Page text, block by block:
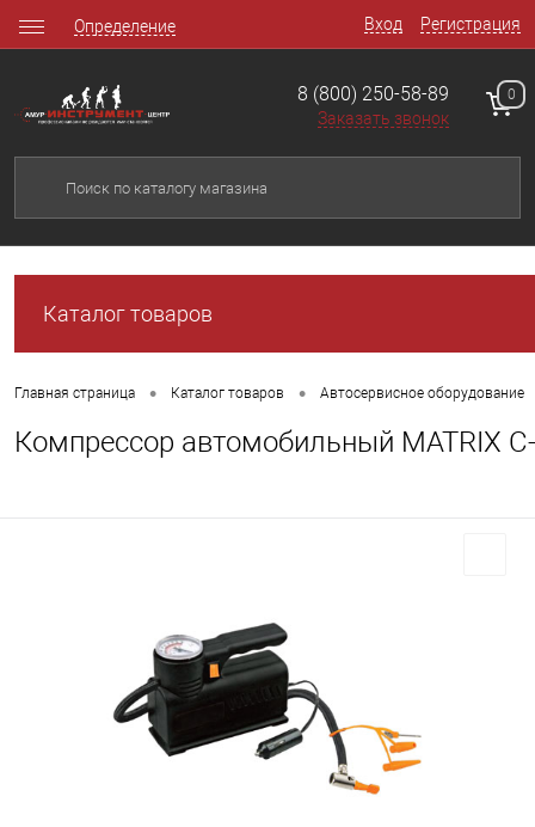
Вход Регистрация
Определение
8 (800) 250-58-89
Заказать звонок
0
Каталог товаров
Главная страница • Каталог товаров • Автосервисное оборудование
Компрессор автомобильный MATRIX